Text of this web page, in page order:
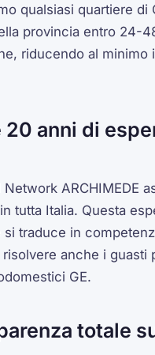
qualsiasi quartiere di
provincia entro 24-
riducendo al minimo
20 anni di
Network ARCHIMEDE
tutta Italia. Questa
si traduce in
risolvere anche i guasti
GE.
totale